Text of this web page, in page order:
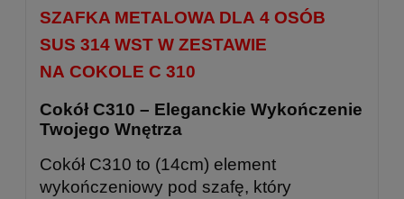
SZAFKA METALOWA DLA 4 OSÓB
SUS 314 WST W ZESTAWIE
NA COKOLE C 310
Cokół C310 – Eleganckie Wykończenie
Twojego Wnętrza
Cokół C310 to (14cm) element
wykończeniowy pod szafę, który